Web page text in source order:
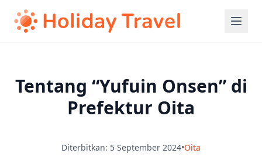
Tentang “Yufuin Onsen” di
Prefektur Oita
Diterbitkan: 5 September 2024•Oita